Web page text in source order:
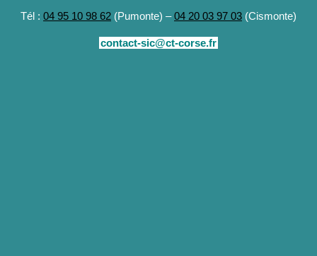
Tél : 04 95 10 98 62 (Pumonte) –04 20 03 97 03 (Cismonte)
contact-sic@ct-corse.fr